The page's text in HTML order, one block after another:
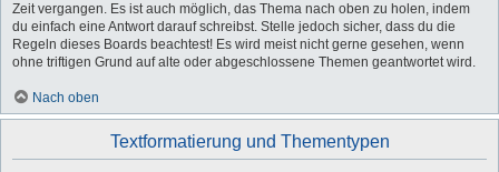
Zeit vergangen. Es ist auch möglich, das Thema nach oben zu holen, indem
du einfach eine Antwort darauf schreibst. Stelle jedoch sicher, dass du die
Regeln dieses Boards beachtest! Es wird meist nicht gerne gesehen, wenn
ohne triftigen Grund auf alte oder abgeschlossene Themen geantwortet wird.
Nach oben
Textformatierung und Thementypen